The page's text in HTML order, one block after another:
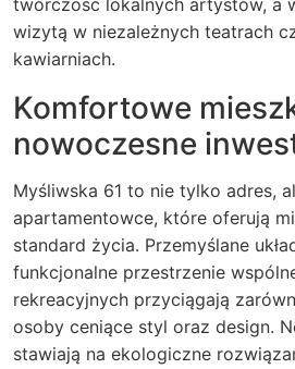
twórczość lokalnych artystów, a
wizytą w niezależnych teatrach
kawiarniach.
Komfortowe
nowoczesne
Myśliwska 61 to nie tylko adres,
apartamentowce, które oferują
standard życia. Przemyślane
funkcjonalne przestrzenie
rekreacyjnych przyciągają
osoby ceniące styl oraz design.
stawiają na ekologiczne